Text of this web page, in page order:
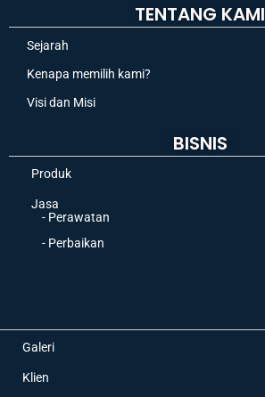
TENTANG KAMI
Sejarah
Kenapa memilih kami?
Visi dan Misi
BISNIS
Produk
Jasa
- Perawatan
- Perbaikan
Galeri
Klien